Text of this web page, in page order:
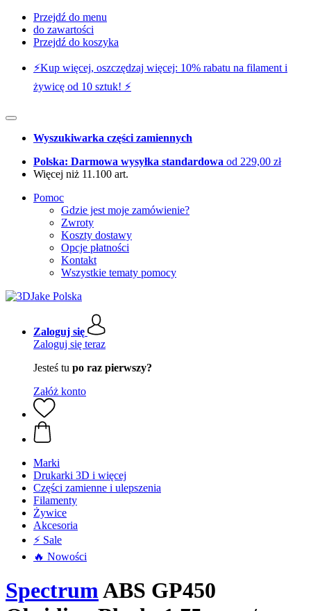
Przejdź do menu
do zawartości
Przejdź do koszyka
⚡️Kup więcej, oszczędzaj więcej: 10% rabatu na filament i
żywicę od 10 sztuk! ⚡️
Wyszukiwarka części zamiennych
Polska: Darmowa wysyłka standardowa od 229,00 zł
Więcej niż 11.100 art.
Pomoc
Gdzie jest moje zamówienie?
Zwroty
Koszty dostawy
Opcje płatności
Kontakt
Wszystkie tematy pomocy
Zaloguj się
Zaloguj się teraz
Jesteś tu po raz pierwszy?
Załóż konto
Marki
Drukarki 3D i więcej
Części zamienne i ulepszenia
Filamenty
Żywice
Akcesoria
⚡ Sale
🔥 Nowości
SpectrumABS GP450